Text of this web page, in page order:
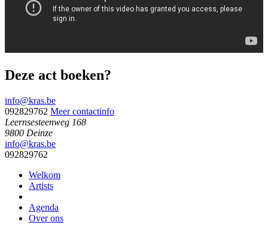
Deze act boeken?
info@kras.be
092829762 Meer contactinfo
Leernsesteenweg 168
9800 Deinze
info@kras.be
092829762
Welkom
Artists
Agenda
Over ons